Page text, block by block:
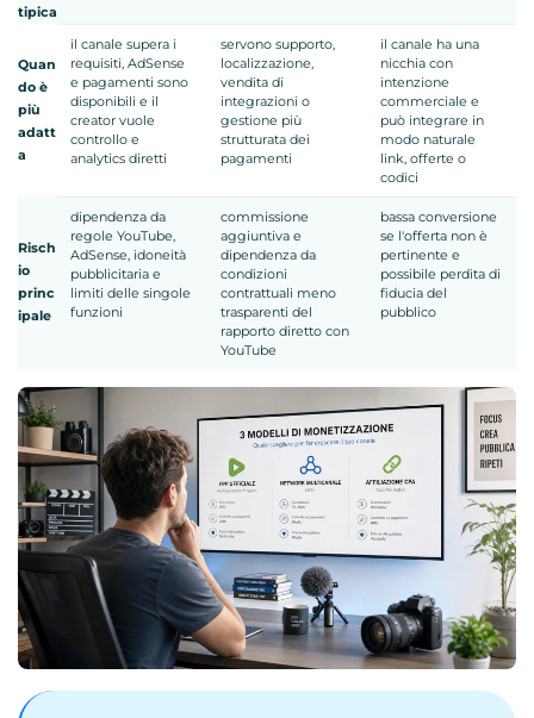
tipica
Quan
do è
più
adatt
a
il canale supera i
requisiti, AdSense
e pagamenti sono
disponibili e il
creator vuole
controllo e
analytics diretti
servono supporto,
localizzazione,
vendita di
integrazioni o
gestione più
strutturata dei
pagamenti
il canale ha una
nicchia con
intenzione
commerciale e
può integrare in
modo naturale
link, offerte o
codici
Risch
io
princ
ipale
dipendenza da
regole YouTube,
AdSense, idoneità
pubblicitaria e
limiti delle singole
funzioni
commissione
aggiuntiva e
dipendenza da
condizioni
contrattuali meno
trasparenti del
rapporto diretto con
YouTube
bassa conversione
se l'offerta non è
pertinente e
possibile perdita di
fiducia del
pubblico